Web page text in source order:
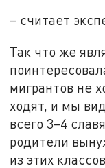
– считает
Так что же
мигрантов не
ходят, и мы
всего 3–4
родители
из этих